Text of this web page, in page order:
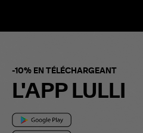
-10% EN TÉLÉCHARGEANT
L'APP LULLI